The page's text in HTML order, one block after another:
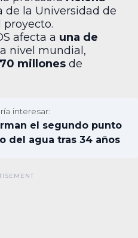
de la Universidad de
proyecto.
afecta a una de
a nivel mundial,
millones de
interesar:
el segundo punto
del agua tras 34 años